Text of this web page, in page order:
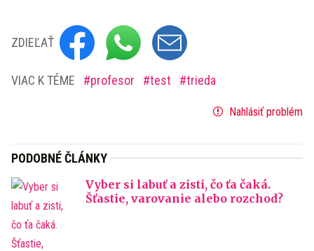
ZDIEĽAŤ
VIAC K TÉME profesor test trieda
Nahlásiť problém
PODOBNÉ ČLÁNKY
Vyber si labuť a zisti, čo ťa čaká.
Šťastie, varovanie alebo rozchod?